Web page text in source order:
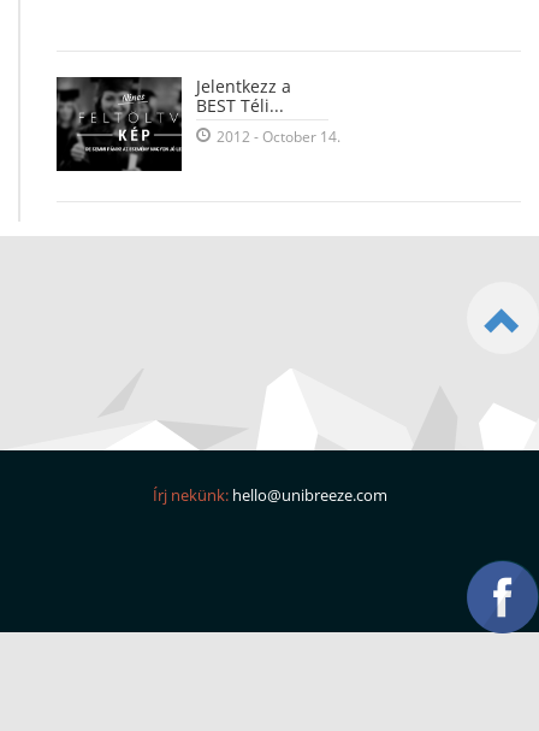
Jelentkezz a
BEST Téli...
2012 - October 14.
Írj nekünk: hello@unibreeze.com